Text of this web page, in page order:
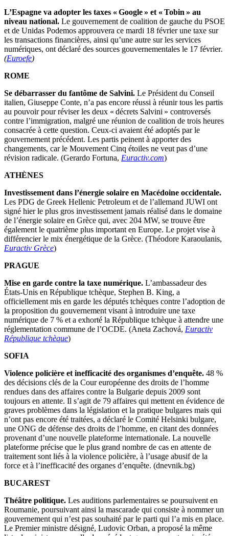
L’Espagne va adopter les taxes « Google » et « Tobin » au
niveau national. Le gouvernement de coalition de gauche du PSOE
et de Unidas Podemos approuvera ce mardi 18 février une taxe sur
les transactions financières, ainsi qu’une autre sur les services
numériques, ont déclaré des sources gouvernementales le 17 février.
(Euroefe)
ROME
Se débarrasser du fantôme de Salvini. Le Président du Conseil
italien, Giuseppe Conte, n’a pas encore réussi à réunir tous les partis
au pouvoir pour réviser les deux « décrets Salvini » controversés
contre l’immigration, malgré une réunion de coalition de trois heures
consacrée à cette question. Ceux-ci avaient été adoptés par le
gouvernement précédent. Les partis peinent à apporter des
changements, car le Mouvement Cinq étoiles ne veut pas d’une
révision radicale. (Gerardo Fortuna, Euractiv.com)
ATHÈNES
Investissement dans l’énergie solaire en Macédoine occidentale.
Les PDG de Greek Hellenic Petroleum et de l’allemand JUWI ont
signé hier le plus gros investissement jamais réalisé dans le domaine
de l’énergie solaire en Grèce qui, avec 204 MW, se trouve être
également le quatrième plus important en Europe. Le projet vise à
différencier le mix énergétique de la Grèce. (Théodore Karaoulanis,
Euractiv Grèce)
PRAGUE
Mise en garde contre la taxe numérique. L’ambassadeur des
États-Unis en République tchèque, Stephen B. King, a
officiellement mis en garde les députés tchèques contre l’adoption de
la proposition du gouvernement visant à introduire une taxe
numérique de 7 % et a exhorté la République tchèque à attendre une
réglementation commune de l’OCDE. (Aneta Zachová, Euractiv
République tchèque)
SOFIA
Violence policière et inefficacité des organismes d’enquête. 48 %
des décisions clés de la Cour européenne des droits de l’homme
rendues dans des affaires contre la Bulgarie depuis 2009 sont
toujours en attente. Il s’agit de 79 affaires qui mettent en évidence de
graves problèmes dans la législation et la pratique bulgares mais qui
n’ont pas encore été traitées, a déclaré le Comité Helsinki bulgare,
une ONG de défense des droits de l’homme, en citant des données
provenant d’une nouvelle plateforme internationale. La nouvelle
plateforme précise que le plus grand nombre de cas en attente de
traitement sont liés à la violence policière, à l’usage abusif de la
force et à l’inefficacité des organes d’enquête. (dnevnik.bg)
BUCAREST
Théâtre politique. Les auditions parlementaires se poursuivent en
Roumanie, poursuivant ainsi la mascarade qui consiste à nommer un
gouvernement qui n’est pas souhaité par le parti qui l’a mis en place.
Le Premier ministre désigné, Ludovic Orban, a proposé la même